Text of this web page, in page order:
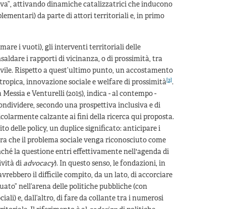
attivando dinamiche catalizzatrici che inducono
da parte di attori territoriali e, in primo
i vuoti), gli interventi territoriali delle
i rapporti di vicinanza, o di prossimità, tra
Rispetto a quest’ultimo punto, un accostamento
innovazione sociale e welfare di prossimità[2].
e Venturelli (2015), indica - al contempo -
secondo una prospettiva inclusiva e di
calzante ai fini della ricerca qui proposta.
delle policy, un duplice significato: anticipare i
che il problema sociale venga riconosciuto come
la questione entri effettivamente nell'agenda di
di advocacy). In questo senso, le fondazioni, in
il difficile compito, da un lato, di accorciare
nell’arena delle politiche pubbliche (con
e, dall’altro, di fare da collante tra i numerosi